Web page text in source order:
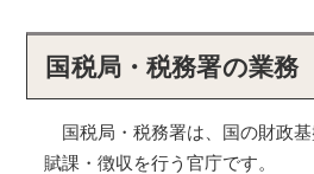
国税局・税務署の業務
国税局・税務署は、国の財政
賦課・徴収を行う官庁です。